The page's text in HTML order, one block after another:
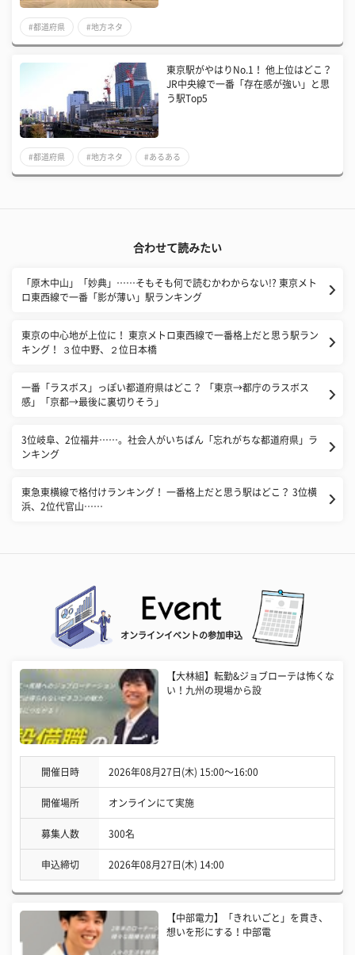
#都道府県 #地方ネタ
東京駅がやはりNo.1！ 他上位はどこ？
JR中央線で一番「存在感が強い」と思
う駅Top5
#都道府県 #地方ネタ #あるある
合わせて読みたい
「原木中山」「妙典」……そもそも何で読むかわからない!? 東京メト
ロ東西線で一番「影が薄い」駅ランキング
東京の中心地が上位に！ 東京メトロ東西線で一番格上だと思う駅ラン
キング！ ３位中野、２位日本橋
一番「ラスボス」っぽい都道府県はどこ？ 「東京→都庁のラスボス
感」「京都→最後に裏切りそう」
3位岐阜、2位福井……。社会人がいちばん「忘れがちな都道府県」ラ
ンキング
東急東横線で格付けランキング！ 一番格上だと思う駅はどこ？ 3位横
浜、2位代官山……
オンラインイベントの参加申込
【大林組】転勤&ジョブローテは怖くな
い！九州の現場から設
開催日時 2026年08月27日(木) 15:00〜16:00
開催場所 オンラインにて実施
募集人数 300名
申込締切 2026年08月27日(木) 14:00
【中部電力】「きれいごと」を貫き、
想いを形にする！中部電